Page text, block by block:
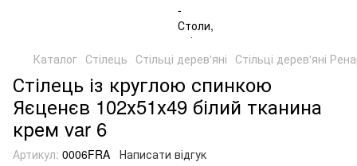
Каталог Стілець Стільці дерев'яні Стільці дерев'яні
Стілець із круглою спинкою
Яєценєв 102х51х49 білий тканина
крем var 6
Артикул: 0006FRA Написати відгук